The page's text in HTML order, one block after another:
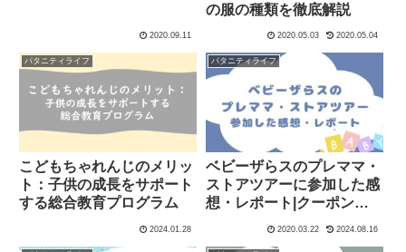
2020.09.11
の服の種類を徹底解説
2020.05.03 2020.05.04
パタニティライフ
こどもちゃれんじのメリッ
ト：子供の成長をサポート
する総合教育プログラム
2024.01.28
パタニティライフ
ベビーザらスのプレママ・
ストアツアーに参加した感
想・レポート|クーポン・
2020.03.22 2024.08.16